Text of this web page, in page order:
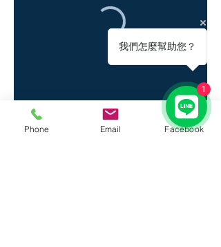
Phone Email Facebook
我們怎麼幫助您？
1